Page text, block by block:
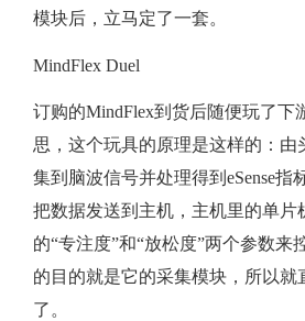
模块后，立马定了一套。
MindFlex Duel
订购的MindFlex到货后随便玩了下
思，这个玩具的原理是这样的：
集到脑波信号并处理得到eSense指
把数据发送到主机，主机里的单片
的“专注度”和“放松度”两个参数来
的目的就是它的采集模块，所以就
了。